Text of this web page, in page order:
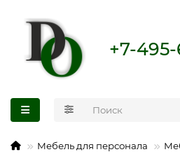
+7-
Мебель для персонала